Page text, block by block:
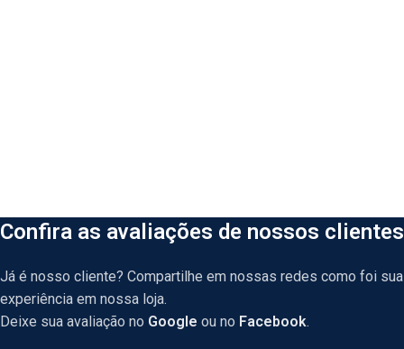
Confira as avaliações de nossos clientes
Já é nosso cliente? Compartilhe em nossas redes como foi sua
experiência em nossa loja.
Deixe sua avaliação no Google ou no Facebook.